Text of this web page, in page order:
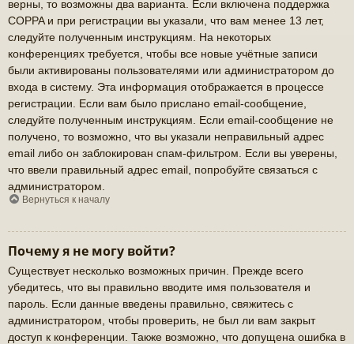
верны, то возможны два варианта. Если включена поддержка
COPPA и при регистрации вы указали, что вам менее 13 лет,
следуйте полученным инструкциям. На некоторых
конференциях требуется, чтобы все новые учётные записи
были активированы пользователями или администратором до
входа в систему. Эта информация отображается в процессе
регистрации. Если вам было прислано email-сообщение,
следуйте полученным инструкциям. Если email-сообщение не
получено, то возможно, что вы указали неправильный адрес
email либо он заблокирован спам-фильтром. Если вы уверены,
что ввели правильный адрес email, попробуйте связаться с
администратором.
Вернуться к началу
Почему я не могу войти?
Существует несколько возможных причин. Прежде всего
убедитесь, что вы правильно вводите имя пользователя и
пароль. Если данные введены правильно, свяжитесь с
администратором, чтобы проверить, не был ли вам закрыт
доступ к конференции. Также возможно, что допущена ошибка в